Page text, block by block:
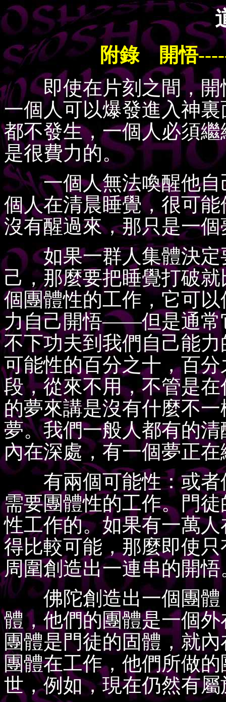
附錄 開悟
即使在片刻之間，開
一個人可以爆發進入神
都不發生，一個人必須
是很費力的。
一個人無法喚醒他自
個人在清晨睡覺，很可
沒有醒過來，那只是一個
如果一群人集體決定
己，那麼要把睡覺打破
個團體性的工作，它可
力自己開悟——但是通常
不下功夫到我們自己能
可能性的百分之十，百
段，從來不用，不管是
的夢來講是沒有什麼不
夢。我們一般人都有的
內在深處，有一個夢正
有兩個可能性：或者
需要團體性的工作。門
性工作的。如果有一萬
得比較可能，那麼即使
周圍創造出一連串的開悟
佛陀創造出一個團體
體，他們的團體是一個
團體是門徒的固體，就
團體在工作，他們所做
世，例如，現在仍然有